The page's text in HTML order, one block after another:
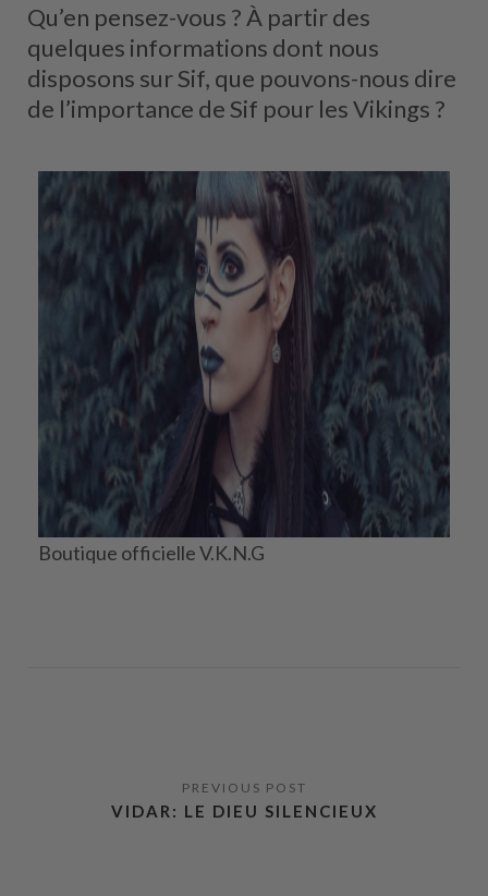
Qu’en pensez-vous ? À partir des
quelques informations dont nous
disposons sur Sif, que pouvons-nous dire
de l’importance de Sif pour les Vikings ?
Boutique officielle V.K.N.G
VIDAR: LE DIEU SILENCIEUX